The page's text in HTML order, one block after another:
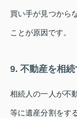
買い手が見つから
ことが原因です。
9. 不動産を相
相続人の一人が不
等に遺産分割をす